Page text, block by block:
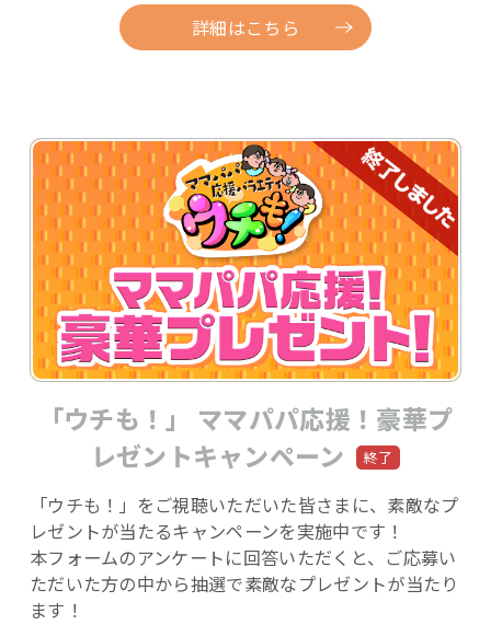
詳細はこちら
「ウチも！」 ママパパ応援！豪華プ
レゼントキャンペーン
「ウチも！」をご視聴いただいた皆さまに、素敵なプ
レゼントが当たるキャンペーンを実施中です！
本フォームのアンケートに回答いただくと、ご応募い
ただいた方の中から抽選で素敵なプレゼントが当たり
ます！